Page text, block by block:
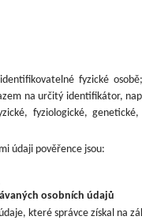
fyzické
na určitý identifikátor,
fyziologické,
údaji pověřence jsou:
osobních údajů
které správce získal na